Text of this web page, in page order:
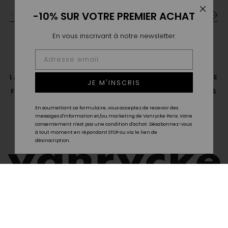
LA MAISON
POINTS DE VENTE
FAQ
LIVRAISON & RETOUR
GUIDE DES TAILLES
CGV
CONTACT
-10% SUR VOTRE PREMIER ACHAT
En vous inscrivant à notre newsletter.
JE M'INSCRIS
En soumettant ce formulaire, vous acceptez de recevoir des
messages d'information et/ou marketing de Vanrycke Paris. Votre
consentement n'est pas une condition d'achat. Désabonnez-vous
à tout moment en répondant STOP ou via le lien de
désinscription.